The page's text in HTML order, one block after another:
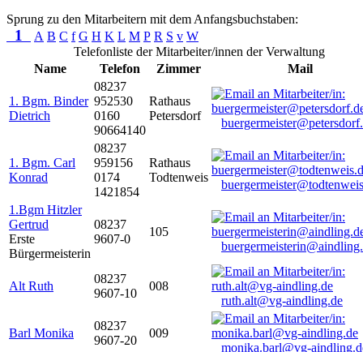
Sprung zu den Mitarbeitern mit dem Anfangsbuchstaben:
1 A B C f G H K L M P R S v W
Telefonliste der Mitarbeiter/innen der Verwaltung
Name
Telefon Zimmer Mail
1. Bgm. Binder
Dietrich
08237
952530
0160
90664140
Rathaus
Petersdorf
1. Bgm. Carl
Konrad
08237
959156
0174
1421854
Rathaus
Todtenweis
1.Bgm Hitzler
Gertrud
Erste
Bürgermeisterin
08237
9607-0
105
Alt Ruth
08237
9607-10
008
ruth.alt@vg-aindling.de
Barl Monika
08237
9607-20
009
monika.barl@vg-